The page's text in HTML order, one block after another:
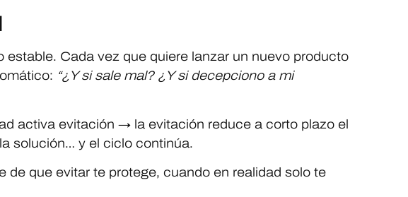
Cada vez que quiere lanzar un nuevo producto
“¿Y si sale mal? ¿Y si decepciono a mi
activa evitación → la evitación reduce a corto plazo el
solución… y el ciclo continúa.
que evitar te protege, cuando en realidad solo te